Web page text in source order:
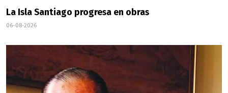
La Isla Santiago progresa en obras
06-08-2026